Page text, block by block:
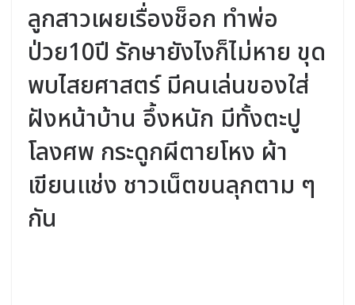
ลูกสาวเผยเรื่องช็อก ทำพ่อ
ป่วย10ปี รักษายังไงก็ไม่หาย ขุด
พบไสยศาสตร์ มีคนเล่นของใส่
ฝังหน้าบ้าน อึ้งหนัก มีทั้งตะปู
โลงศพ กระดูกผีตายโหง ผ้า
เขียนแช่ง ชาวเน็ตขนลุกตาม ๆ
กัน